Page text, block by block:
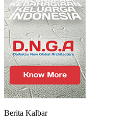
Berita Kalbar